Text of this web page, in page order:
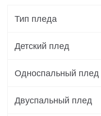
Тип пледа
Детский плед
Односпальный плед
Двуспальный плед